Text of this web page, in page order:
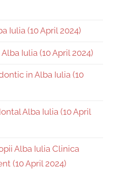
Iulia (10 April 2024)
Iulia (10 April 2024)
in Alba Iulia (10
Alba Iulia (10 April
Alba Iulia Clinica
(10 April 2024)